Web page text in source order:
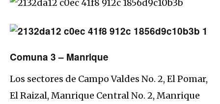
Comuna 3 – Manrique
Los sectores de Campo Valdes No. 2, El Pomar,
El Raizal, Manrique Central No. 2, Manrique